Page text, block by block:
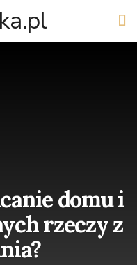
domu i
rzeczy z